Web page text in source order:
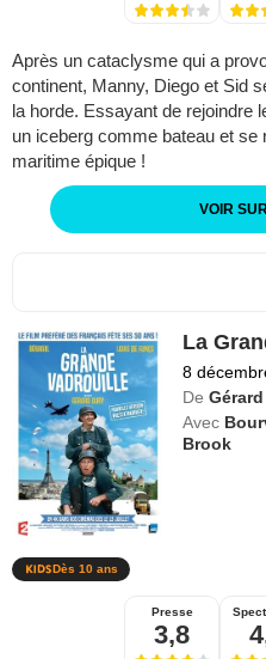
Après un cataclysme qui a
continent, Manny, Diego et Sid
la horde. Essayant de rejoindre
un iceberg comme bateau et se
maritime épique !
VOIR
La
8
De
Avec
Brook
Dès 10 ans
Presse
3,8